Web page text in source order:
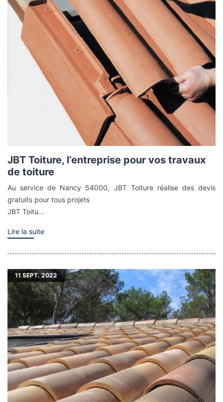
JBT Toiture, l’entreprise pour vos travaux
de toiture
Au service de Nancy 54000, JBT Toiture réalise des devis
gratuits pour tous projets
JBT Toitu...
Lire la suite
11 SEPT. 2022